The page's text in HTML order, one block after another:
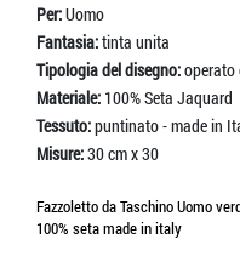
Per:Uomo
Fantasia:tinta unita
Tipologia del disegno:operato
Materiale: 100% Seta Jaquard
Tessuto:puntinato - made in
Misure:30 cm x 30
Fazzoletto da Taschino Uomo
100% seta made in italy